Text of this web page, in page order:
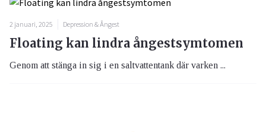
2 januari, 2025 Depression & Ångest
Floating kan lindra ångestsymtomen
Genom att stänga in sig i en saltvattentank där varken ...